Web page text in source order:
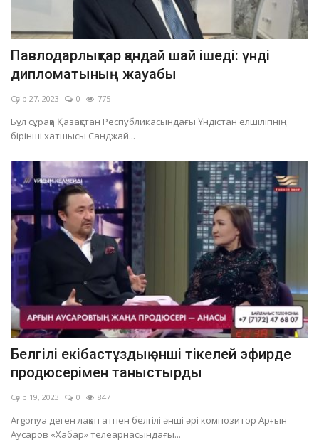
Павлодарлықтар қандай шай ішеді: үнді
дипломатының жауабы
Сәуір 27, 2023 0 775
Бұл сұраққа Қазақстан Республикасындағы Үндістан елшілігінің
бірінші хатшысы Санджай...
Белгілі екібастұздық әнші тікелей эфирде
продюсерімен таныстырды
Сәуір 19, 2023 0 847
Argonya деген лақап атпен белгілі әнші әрі композитор Арғын
Аусаров «Хабар» телеарнасындағы...